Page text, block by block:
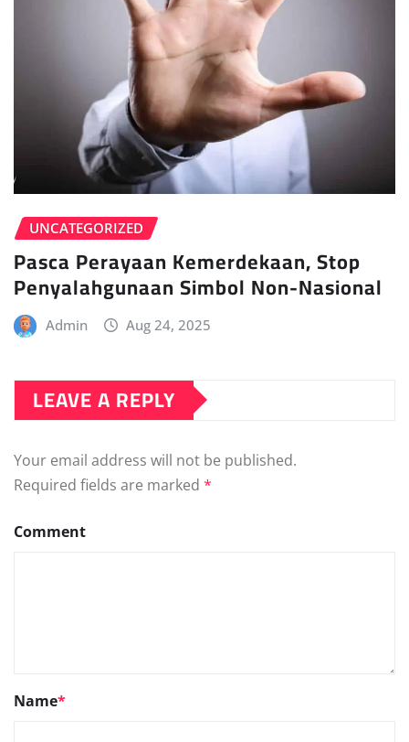
UNCATEGORIZED
Pasca Perayaan Kemerdekaan, Stop
Penyalahgunaan Simbol Non-Nasional
Admin Aug 24, 2025
LEAVE A REPLY
Your email address will not be published.
Required fields are marked *
Comment
Name*